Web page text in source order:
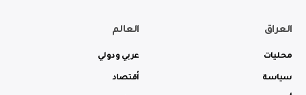
العراق
محليات
سياسة
العالم
عربي ودولي
أقتصاد